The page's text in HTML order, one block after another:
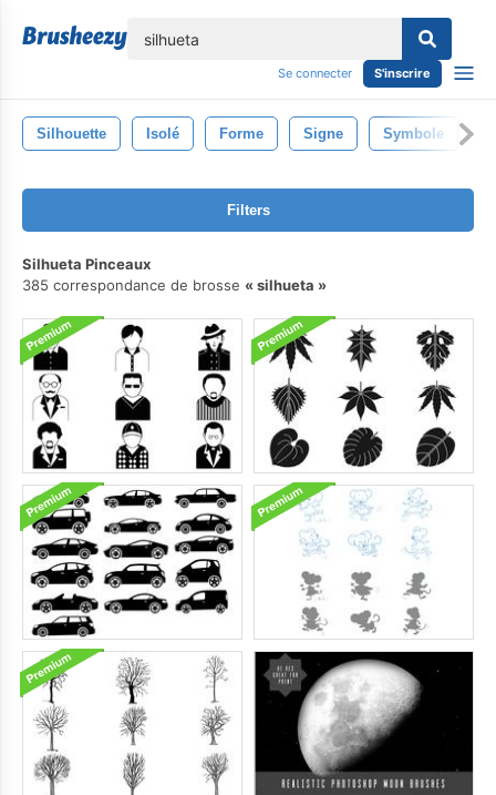
Se connecter S'inscrire
Silhouette Isolé Forme Signe Symbole
Filters
Silhueta Pinceaux
385 correspondance de brosse
silhueta